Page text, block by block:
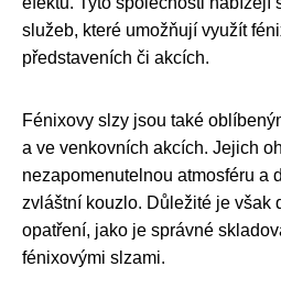
služeb, které umožňují využít
představeních či akcích.
Fénixovy slzy jsou také
a ve venkovních akcích. Jejich
nezapomenutelnou atmosféru a
zvláštní kouzlo. Důležité je však
opatření, jako je správné
fénixovými slzami.